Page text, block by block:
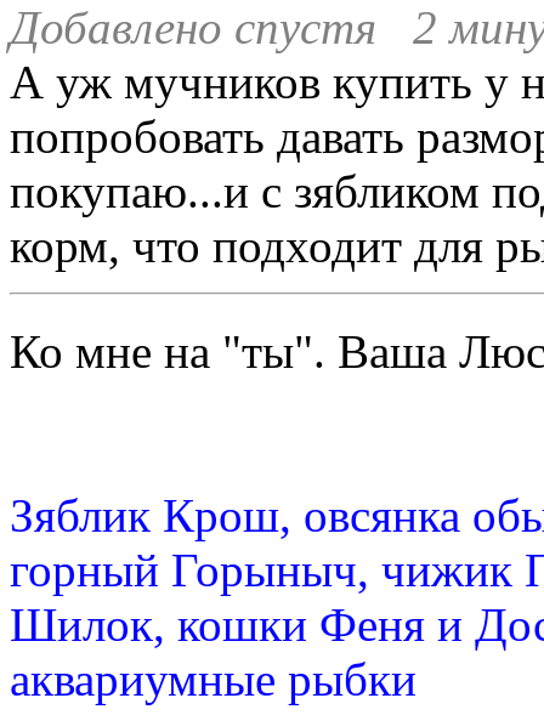
Добавлено спустя 2
А уж мучников купить у
попробовать давать
покупаю...и с зябликом
корм, что подходит для
Ко мне на "ты". Ваша
Зяблик Крош, овсянка
горный Горыныч, чижик
Шилок, кошки Феня и
аквариумные рыбки